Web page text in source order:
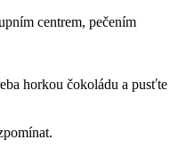
centrem, pečením
horkou čokoládu a pusťte